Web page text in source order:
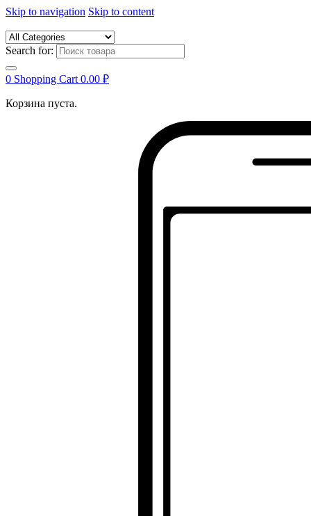
Skip to navigation Skip to content
Search for:
0 Shopping Cart 0.00 ₽
Корзина пуста.